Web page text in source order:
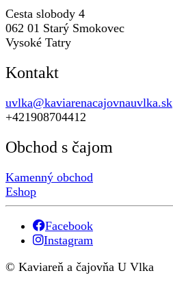
Cesta slobody 4
062 01 Starý Smokovec
Vysoké Tatry
Kontakt
uvlka@kaviarenacajovnauvlka.sk
+421908704412
Obchod s čajom
Kamenný obchod
Eshop
Facebook
Instagram
© Kaviareň a čajovňa U Vlka